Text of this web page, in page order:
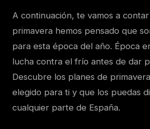
A continuación, te vamos a
primavera hemos pensado que
para esta época del año. Época
lucha contra el frío antes de dar
Descubre los planes de
elegido para ti y que los puedas
cualquier parte de España.